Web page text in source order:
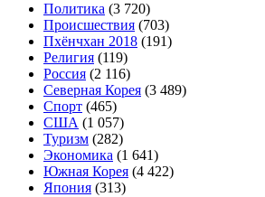
Политика (3 720)
Происшествия (703)
Пхёнчхан 2018 (191)
Религия (119)
Россия (2 116)
Северная Корея (3 489)
Спорт (465)
США (1 057)
Туризм (282)
Экономика (1 641)
Южная Корея (4 422)
Япония (313)